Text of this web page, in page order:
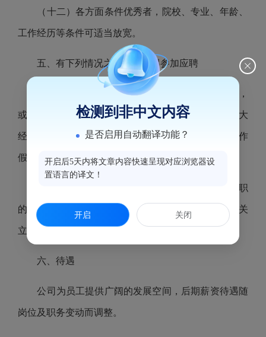
（十二）各方面条件优秀者，院校、专业、年龄、
工作经历等条件可适当放宽。
五、有下列情况之一的，不得参加应聘
1.因个人原因，发生安全、质量等重大责任事故，
或出现严重亏损，造成国有或集体资产严重流失和重大
经济损失的；个人在企业经营管理活动中有重大弄虚作
假行为的；
2.受过司法机关刑事处罚的；曾被辞退或开除公职
的；正在党纪、政纪处分期限内的；正在接受司法机关
立案侦查或纪检监察机关立案审查的。
六、待遇
公司 为员工提供广阔的发展空间，后期薪资待遇随
岗位及职务变动而调整。
检测到非中文内容
是否启用自动翻译功能？
开启后5天内将文章内容快速呈现对应浏览器设
置语言的译文！
开启 关闭